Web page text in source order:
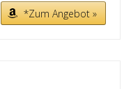
*Zum Angebot »